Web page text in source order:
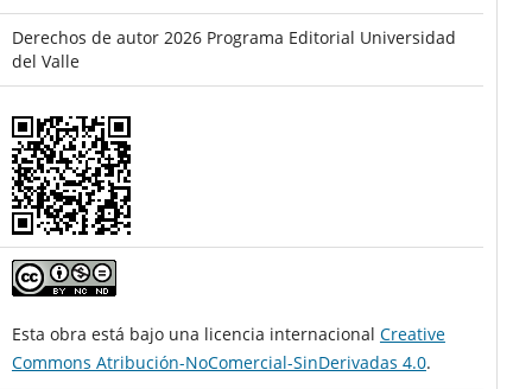
Derechos de autor 2026 Programa Editorial Universidad
del Valle
Esta obra está bajo una licencia internacional Creative
Commons Atribución-NoComercial-SinDerivadas 4.0.